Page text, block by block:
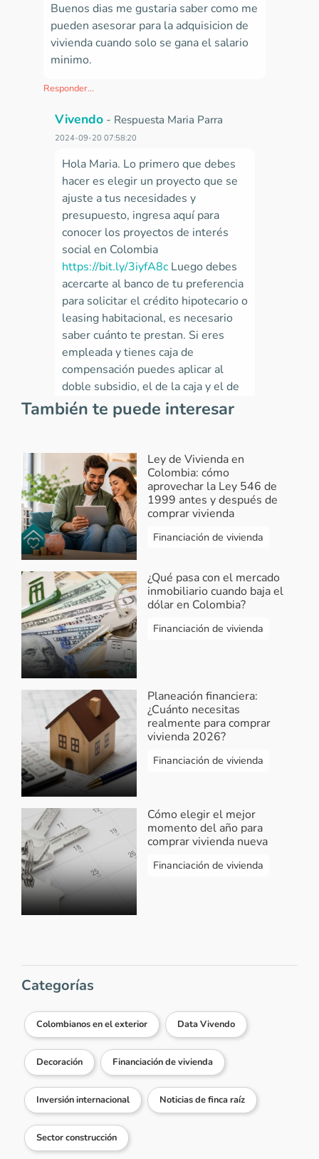
Buenos dias me gustaria saber como me
pueden asesorar para la adquisicion de
vivienda cuando solo se gana el salario
minimo.
Responder...
Vivendo - Respuesta Maria Parra
2024-09-20 07:58:20
Hola Maria. Lo primero que debes
hacer es elegir un proyecto que se
ajuste a tus necesidades y
presupuesto, ingresa aquí para
conocer los proyectos de interés
social en Colombia
https://bit.ly/3iyfA8c Luego debes
acercarte al banco de tu preferencia
para solicitar el crédito hipotecario o
leasing habitacional, es necesario
saber cuánto te prestan. Si eres
empleada y tienes caja de
compensación puedes aplicar al
doble subsidio, el de la caja y el de
Mi Casa Ya a través del banco
https://goo.su/NeGP
Ver más comentarios
También te puede interesar
Ley de Vivienda en
Colombia: cómo
aprovechar la Ley 546 de
1999 antes y después de
comprar vivienda
Financiación de vivienda
¿Qué pasa con el mercado
inmobiliario cuando baja el
dólar en Colombia?
Financiación de vivienda
Planeación financiera:
¿Cuánto necesitas
realmente para comprar
vivienda 2026?
Financiación de vivienda
Cómo elegir el mejor
momento del año para
comprar vivienda nueva
Financiación de vivienda
Categorías
Colombianos en el exterior Data Vivendo
Decoración Financiación de vivienda
Inversión internacional Noticias de finca raíz
Sector construcción